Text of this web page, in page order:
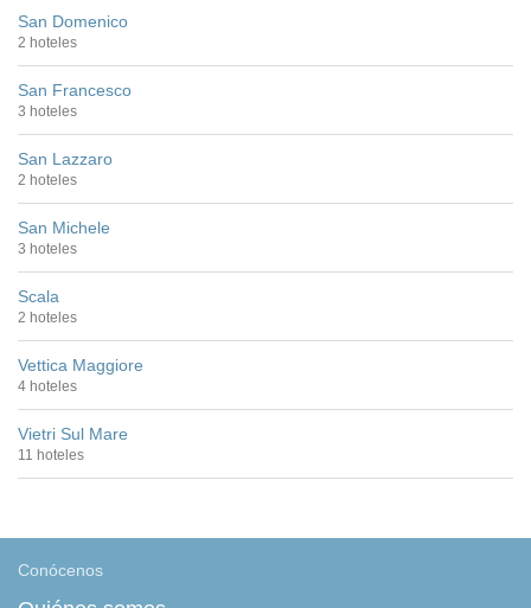
San Domenico
2 hoteles
San Francesco
3 hoteles
San Lazzaro
2 hoteles
San Michele
3 hoteles
Scala
2 hoteles
Vettica Maggiore
4 hoteles
Vietri Sul Mare
11 hoteles
Conócenos